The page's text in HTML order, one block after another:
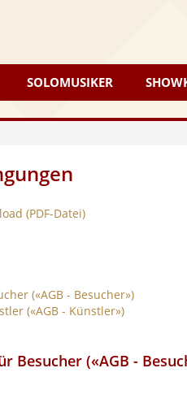
SOLOMUSIKER
(PDF-Datei)
(«AGB - Besucher»)
(«AGB - Künstler»)
Besucher («AGB -